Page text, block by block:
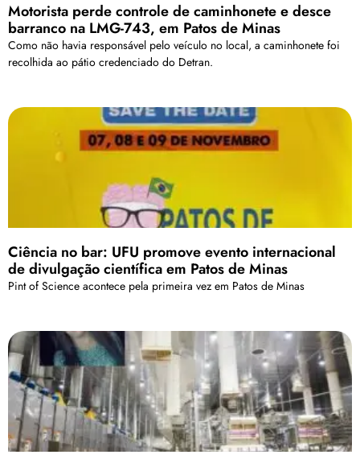
Motorista perde controle de caminhonete e desce
barranco na LMG-743, em Patos de Minas
Como não havia responsável pelo veículo no local, a caminhonete foi
recolhida ao pátio credenciado do Detran.
Ciência no bar: UFU promove evento internacional
de divulgação científica em Patos de Minas
Pint of Science acontece pela primeira vez em Patos de Minas